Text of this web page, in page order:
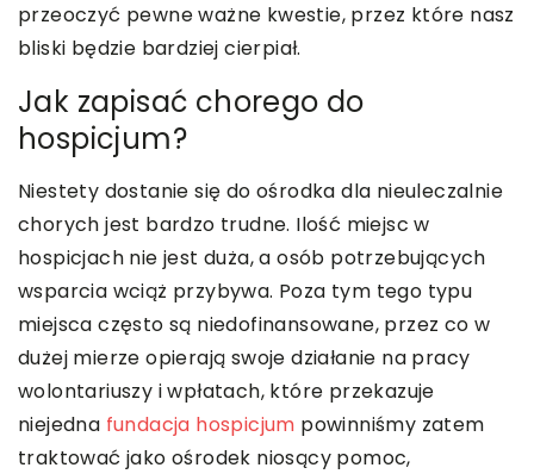
przeoczyć pewne ważne kwestie, przez które nasz
bliski będzie bardziej cierpiał.
Jak zapisać chorego do
hospicjum?
Niestety dostanie się do ośrodka dla nieuleczalnie
chorych jest bardzo trudne. Ilość miejsc w
hospicjach nie jest duża, a osób potrzebujących
wsparcia wciąż przybywa. Poza tym tego typu
miejsca często są niedofinansowane, przez co w
dużej mierze opierają swoje działanie na pracy
wolontariuszy i wpłatach, które przekazuje
niejedna fundacja hospicjum powinniśmy zatem
traktować jako ośrodek niosący pomoc,